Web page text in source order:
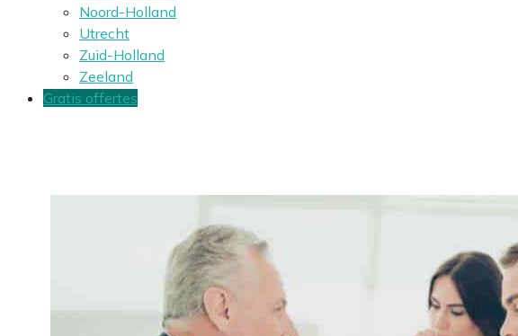
Noord-Holland
Utrecht
Zuid-Holland
Zeeland
Gratis offertes